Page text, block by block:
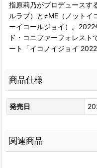
指原莉乃がプロデュースす
ルラブ）と≠ME（ノット
ーイコールジョイ）。
ド・コニファーフォレス
ート「イコノイジョイ
商品仕様
発売日
関連商品